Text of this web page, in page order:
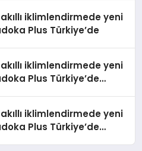
iklimlendirmede yeni
Plus Türkiye’de
iklimlendirmede yeni
Plus Türkiye’de
donatılmış son modeli
ünitesi Madoka Plus
sunuldu. Tam
iklimlendirmede yeni
Plus Türkiye’de